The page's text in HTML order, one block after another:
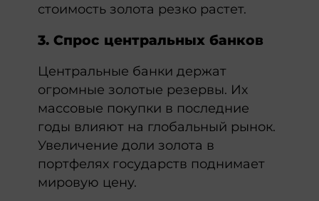
стоимость золота резко растет.
3. Спрос центральных банков
Центральные банки держат
огромные золотые резервы. Их
массовые покупки в последние
годы влияют на глобальный рынок.
Увеличение доли золота в
портфелях государств поднимает
мировую цену.